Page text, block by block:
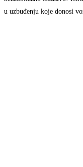
u uzbuđenju koje donosi